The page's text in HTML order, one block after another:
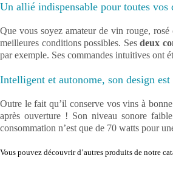
Un allié indispensable pour toutes vos
Que vous soyez amateur de vin rouge,
meilleures conditions possibles. Ses deux
par exemple. Ses commandes intuitives ont
Intelligent et autonome, son design
Outre le fait qu’il conserve vos vins à
après ouverture ! Son niveau sonore
consommation n’est que de 70 watts pour
Vous pouvez découvrir d’autres produits de notre